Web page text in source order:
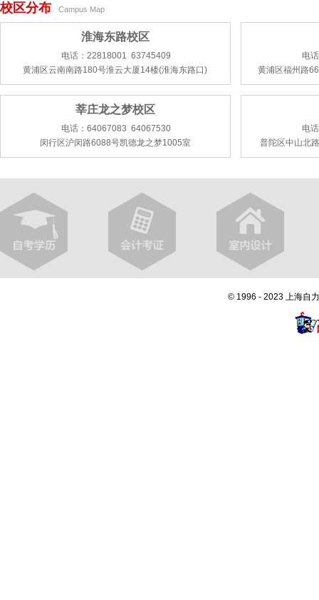
校区分布 Campus Map
淮海东路校区
电话：22818001 63745409
黄浦区云南南路180号淮云大厦14楼(淮海东路口)
电
黄浦区福州路
莘庄龙之梦校区
电话：64067083 64067530
闵行区沪闵路6088号凯德龙之梦1005室
电
普陀区中山北
© 1996 - 2023 上海自